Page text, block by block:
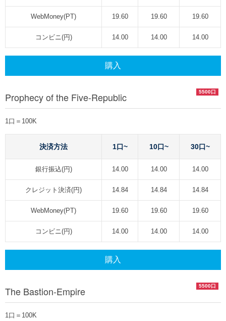
WebMoney(PT) 19.60 19.60 19.60
コンビニ(円) 14.00 14.00 14.00
購入
5500口
Prophecy of the Five-Republic
1口＝100K
決済方法 1口~ 10口~ 30口~
銀行振込(円) 14.00 14.00 14.00
クレジット決済(円) 14.84 14.84 14.84
WebMoney(PT) 19.60 19.60 19.60
コンビニ(円) 14.00 14.00 14.00
購入
5500口
The Bastion-Empire
1口＝100K